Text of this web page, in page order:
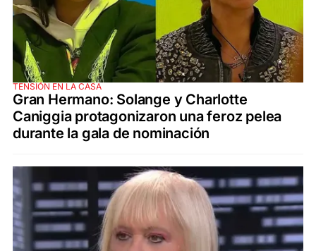
TENSIÓN EN LA CASA
Gran Hermano: Solange y Charlotte
Caniggia protagonizaron una feroz pelea
durante la gala de nominación